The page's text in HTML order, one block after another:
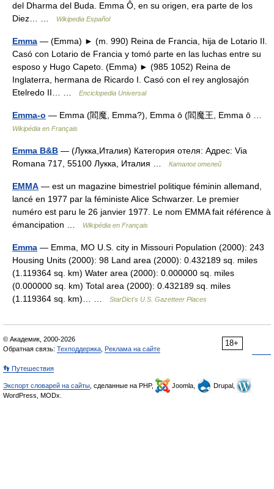
del Dharma del Buda. Emma Ô, en su origen, era parte de los
Diez… …
Wikipedia Español
Emma — (Emma) ► (m. 990) Reina de Francia, hija de Lotario II.
Casó con Lotario de Francia y tomó parte en las luchas entre su
esposo y Hugo Capeto. (Emma) ► (985 1052) Reina de
Inglaterra, hermana de Ricardo I. Casó con el rey anglosajón
Etelredo II… …
Enciclopedia Universal
Emma-o — Emma (閻魔, Emma?), Emma ō (閻魔王, Emma ō …
Wikipédia en Français
Emma B&B — (Лукка,Италия) Категория отеля: Адрес: Via
Romana 717, 55100 Лукка, Италия …
Каталог отелей
EMMA — est un magazine bimestriel politique féminin allemand,
lancé en 1977 par la féministe Alice Schwarzer. Le premier
numéro est paru le 26 janvier 1977. Le nom EMMA fait référence à
émancipation …
Wikipédia en Français
Emma — Emma, MO U.S. city in Missouri Population (2000): 243
Housing Units (2000): 98 Land area (2000): 0.432189 sq. miles
(1.119364 sq. km) Water area (2000): 0.000000 sq. miles
(0.000000 sq. km) Total area (2000): 0.432189 sq. miles
(1.119364 sq. km)… …
StarDict's U.S. Gazetteer Places
18+
© Академик, 2000-2026
Обратная связь: Техподдержка Реклама на сайте
👣 Путешествия
Экспорт словарей на сайты , сделанные на PHP, Joomla,
Drupal,
WordPress, MODx.